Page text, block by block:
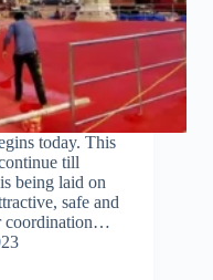
today. This
till
being laid on
safe and
coordination…